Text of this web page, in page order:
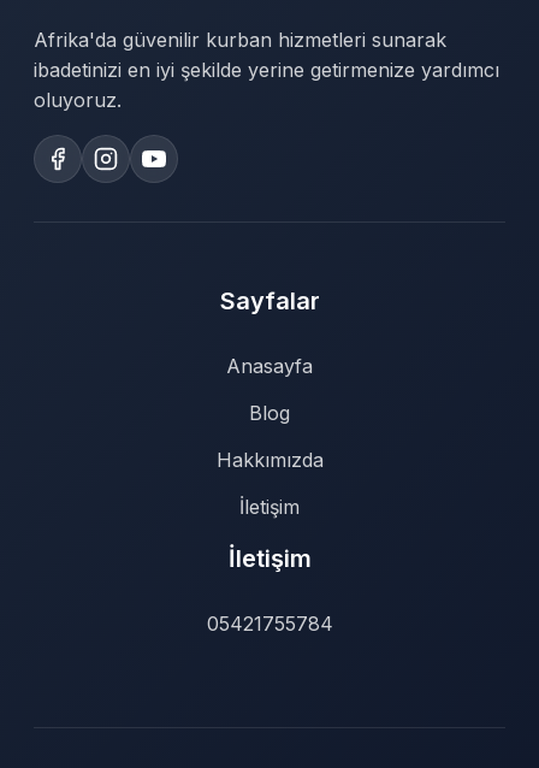
Afrika'da güvenilir kurban hizmetleri sunarak
ibadetinizi en iyi şekilde yerine getirmenize yardımcı
oluyoruz.
Sayfalar
Anasayfa
Blog
Hakkımızda
İletişim
İletişim
05421755784